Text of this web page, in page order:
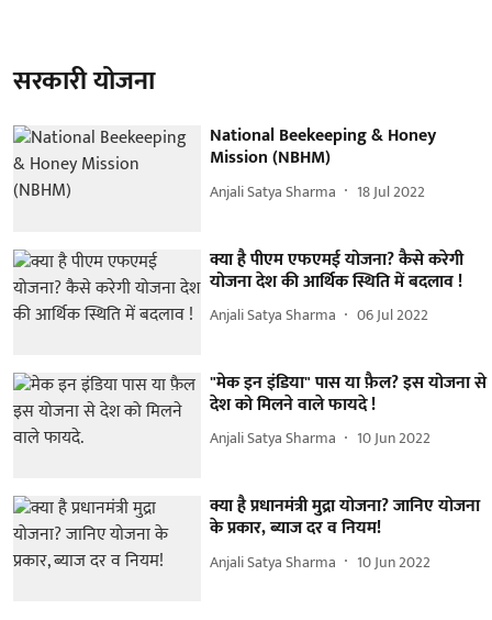
सरकारी योजना
National Beekeeping & Honey
Mission (NBHM)
Anjali Satya Sharma 18 Jul 2022
क्या है पीएम एफएमई योजना? कैसे करेगी
योजना देश की आर्थिक स्थिति में बदलाव !
Anjali Satya Sharma 06 Jul 2022
"मेक इन इंडिया" पास या फ़ैल? इस योजना से
देश को मिलने वाले फायदे !
Anjali Satya Sharma 10 Jun 2022
क्या है प्रधानमंत्री मुद्रा योजना? जानिए योजना
के प्रकार, ब्याज दर व नियम!
Anjali Satya Sharma 10 Jun 2022